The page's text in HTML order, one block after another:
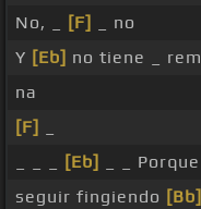
No, _
[F]
_ no
Y [Eb] no tiene _
na
[F]
[Eb] _ _ Porque
seguir fingiendo [Bb]